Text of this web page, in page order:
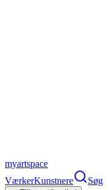
myartspace
VærkerKunstnere Søg